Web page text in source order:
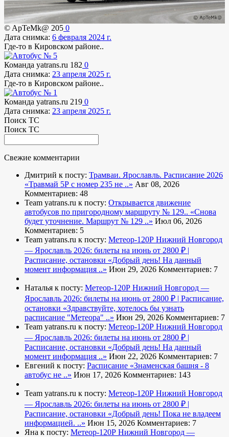
© ApTeMk@ 205 0
Дата снимка: 6 февраля 2024 г.
Где-то в Кировском районе..
Команда yatrans.ru 182 0
Дата снимка: 23 апреля 2025 г.
Где-то в Кировском районе..
Команда yatrans.ru 219 0
Дата снимка: 23 апреля 2025 г.
Поиск ТС
Поиск ТС
Свежие комментарии
Дмитрий к посту: Трамваи. Ярославль. Расписание 2026
«Травмай 5Р с номер 235 не ..» Авг 08, 2026
Комментариев: 48
Team yatrans.ru к посту: Открывается движение
автобусов по пригородному маршруту № 129.. «Снова
будет уточнение. Маршрут № 129 ..» Июл 06, 2026
Комментариев: 5
Team yatrans.ru к посту: Метеор-120Р Нижний Новгород
— Ярославль 2026: билеты на июнь от 2800 ₽ |
Расписание, остановки «Добрый день! На данный
момент информация ..» Июн 29, 2026 Комментариев: 7
Наталья к посту: Метеор-120Р Нижний Новгород —
Ярославль 2026: билеты на июнь от 2800 ₽ | Расписание,
остановки «Здравствуйте, хотелось бы узнать
расписание "Метеора" ..» Июн 29, 2026 Комментариев: 7
Team yatrans.ru к посту: Метеор-120Р Нижний Новгород
— Ярославль 2026: билеты на июнь от 2800 ₽ |
Расписание, остановки «Добрый день! На данный
момент информация ..» Июн 22, 2026 Комментариев: 7
Евгений к посту: Расписание «Знаменская башня - 8
автобус не ..» Июн 17, 2026 Комментариев: 143
Team yatrans.ru к посту: Метеор-120Р Нижний Новгород
— Ярославль 2026: билеты на июнь от 2800 ₽ |
Расписание, остановки «Добрый день! Пока не владеем
информацией. ..» Июн 15, 2026 Комментариев: 7
Яна к посту: Метеор-120Р Нижний Новгород —